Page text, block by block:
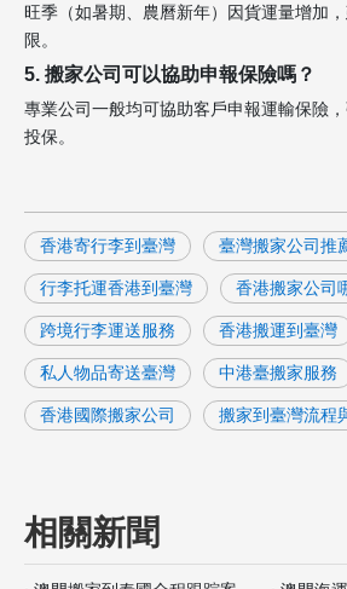
旺季（如暑期、農曆新年）因貨運量增加
限。
5. 搬家公司可以協助申報保險嗎？
專業公司一般均可協助客戶申報運輸保險
投保。
香港寄行李到臺灣 臺灣搬家公司推
行李托運香港到臺灣 香港搬家公司
跨境行李運送服務 香港搬運到臺灣
私人物品寄送臺灣 中港臺搬家服務
香港國際搬家公司 搬家到臺灣流程
相關新聞